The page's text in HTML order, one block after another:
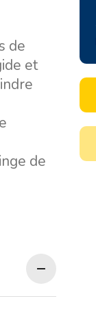
de
et
de